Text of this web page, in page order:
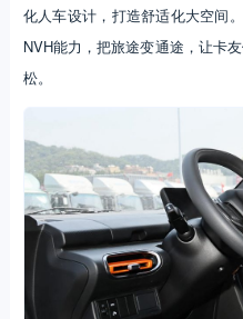
化人车设计，打造舒适化大空间
NVH能力，把旅途变通途，让卡
松。